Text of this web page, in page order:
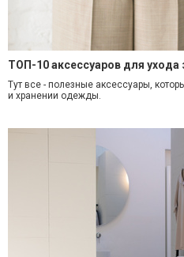
ТОП-10 аксессуаров для
Тут все - полезные аксессуары,
и хранении одежды.